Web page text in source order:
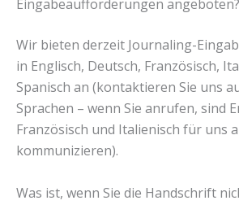
Eingabeaufforderungen angeboten?
Wir bieten derzeit Journaling-
in Englisch, Deutsch, Französisch,
Spanisch an (kontaktieren Sie uns
Sprachen – wenn Sie anrufen, sind
Französisch und Italienisch für uns
kommunizieren).
Was ist, wenn Sie die Handschrift